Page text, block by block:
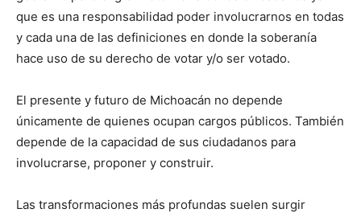
que es una responsabilidad poder involucrarnos en todas
y cada una de las definiciones en donde la soberanía
hace uso de su derecho de votar y/o ser votado.
El presente y futuro de Michoacán no depende
únicamente de quienes ocupan cargos públicos. También
depende de la capacidad de sus ciudadanos para
involucrarse, proponer y construir.
Las transformaciones más profundas suelen surgir